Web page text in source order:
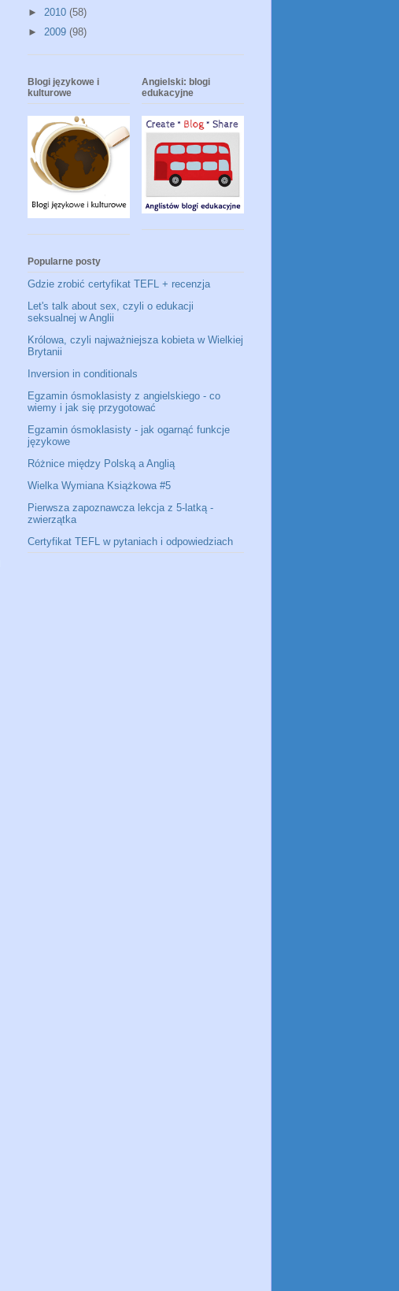
► 2010 (58)
► 2009 (98)
Blogi językowe i
kulturowe
Angielski: blogi
edukacyjne
Popularne posty
Gdzie zrobić certyfikat TEFL + recenzja
Let's talk about sex, czyli o edukacji
seksualnej w Anglii
Królowa, czyli najważniejsza kobieta w Wielkiej
Brytanii
Inversion in conditionals
Egzamin ósmoklasisty z angielskiego - co
wiemy i jak się przygotować
Egzamin ósmoklasisty - jak ogarnąć funkcje
językowe
Różnice między Polską a Anglią
Wielka Wymiana Książkowa #5
Pierwsza zapoznawcza lekcja z 5-latką -
zwierzątka
Certyfikat TEFL w pytaniach i odpowiedziach